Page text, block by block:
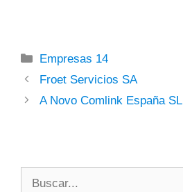
Categorías
Empresas 14
Froet Servicios SA
A Novo Comlink España SL